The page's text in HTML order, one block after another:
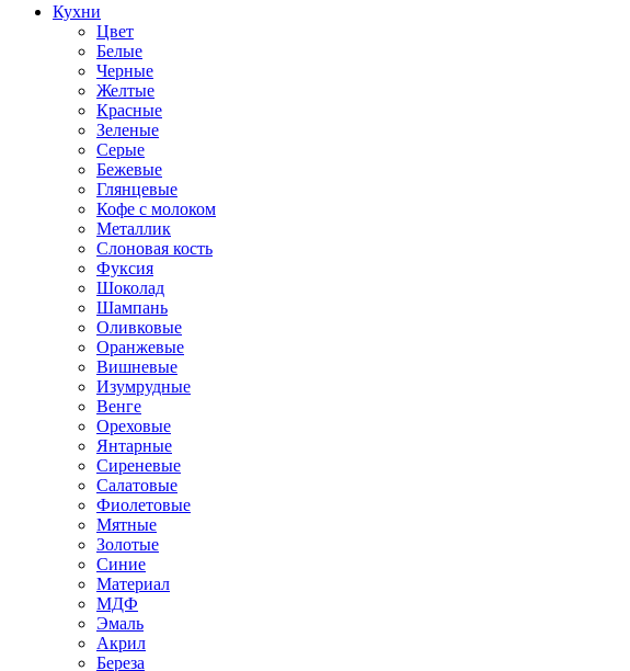
Кухни
Цвет
Белые
Черные
Желтые
Красные
Зеленые
Серые
Бежевые
Глянцевые
Кофе с молоком
Металлик
Слоновая кость
Фуксия
Шоколад
Шампань
Оливковые
Оранжевые
Вишневые
Изумрудные
Венге
Ореховые
Янтарные
Сиреневые
Салатовые
Фиолетовые
Мятные
Золотые
Синие
Материал
МДФ
Эмаль
Акрил
Береза